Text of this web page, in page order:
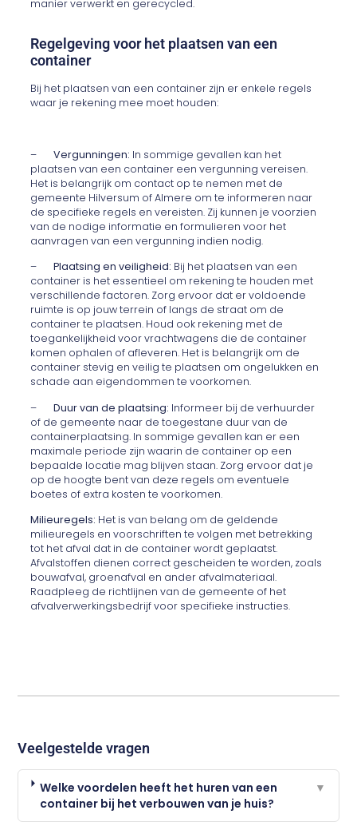
manier verwerkt en gerecycled.
Regelgeving voor het plaatsen van een
container
Bij het plaatsen van een container zijn er enkele regels
waar je rekening mee moet houden:
–Vergunningen: In sommige gevallen kan het
plaatsen van een container een vergunning vereisen.
Het is belangrijk om contact op te nemen met de
gemeente Hilversum of Almere om te informeren naar
de specifieke regels en vereisten. Zij kunnen je voorzien
van de nodige informatie en formulieren voor het
aanvragen van een vergunning indien nodig.
–Plaatsing en veiligheid: Bij het plaatsen van een
container is het essentieel om rekening te houden met
verschillende factoren. Zorg ervoor dat er voldoende
ruimte is op jouw terrein of langs de straat om de
container te plaatsen. Houd ook rekening met de
toegankelijkheid voor vrachtwagens die de container
komen ophalen of afleveren. Het is belangrijk om de
container stevig en veilig te plaatsen om ongelukken en
schade aan eigendommen te voorkomen.
–Duur van de plaatsing: Informeer bij de verhuurder
of de gemeente naar de toegestane duur van de
containerplaatsing. In sommige gevallen kan er een
maximale periode zijn waarin de container op een
bepaalde locatie mag blijven staan. Zorg ervoor dat je
op de hoogte bent van deze regels om eventuele
boetes of extra kosten te voorkomen.
Milieuregels: Het is van belang om de geldende
milieuregels en voorschriften te volgen met betrekking
tot het afval dat in de container wordt geplaatst.
Afvalstoffen dienen correct gescheiden te worden, zoals
bouwafval, groenafval en ander afvalmateriaal.
Raadpleeg de richtlijnen van de gemeente of het
afvalverwerkingsbedrijf voor specifieke instructies.
Veelgestelde vragen
Welke voordelen heeft het huren van een
container bij het verbouwen van je huis?
▼